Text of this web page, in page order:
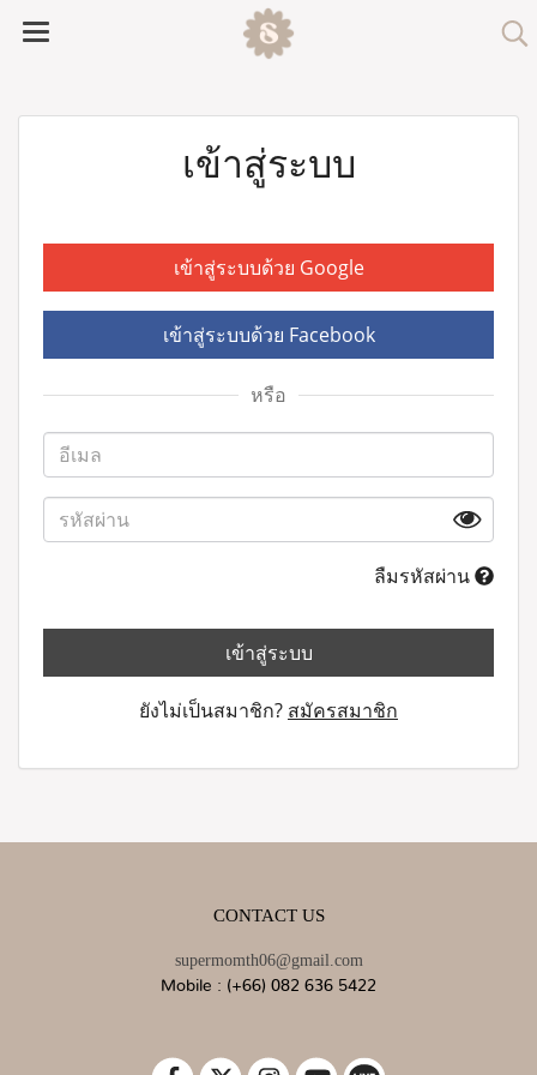
เข้าสู่ระบบ
เข้าสู่ระบบด้วย Google
เข้าสู่ระบบด้วย Facebook
หรือ
ลืมรหัสผ่าน
เข้าสู่ระบบ
ยังไม่เป็นสมาชิก? สมัครสมาชิก
CONTACT US
supermomth06@gmail.com
Mobile : (+66) 082 636 5422